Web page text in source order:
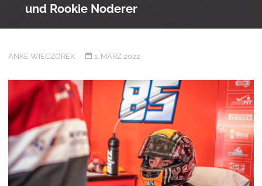
und Rookie Noderer
ANKE WIECZOREK 1. MÄRZ 2022